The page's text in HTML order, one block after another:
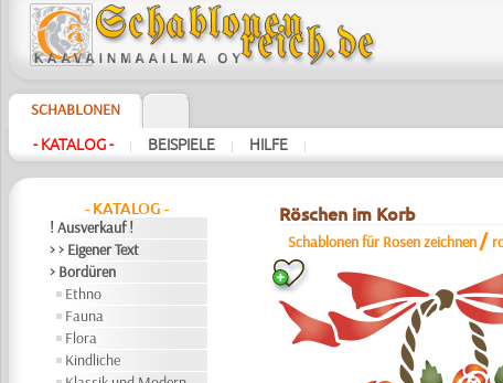
SCHABLONEN
- KATALOG - | BEISPIELE | HILFE |
- KATALOG -
! Ausverkauf !
> > Eigener Text
> Bordüren
Ethno
Fauna
Flora
Kindliche
Röschen im Korb
Schablonen für Rosen zeichnen /